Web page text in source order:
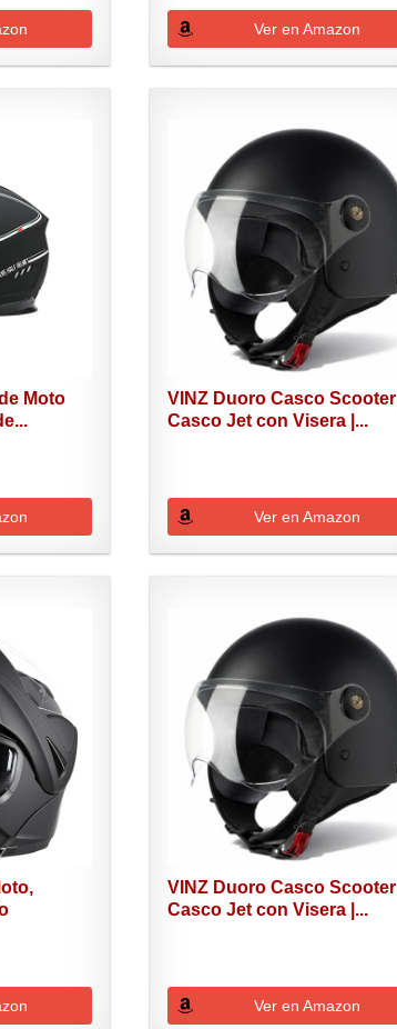
Ver en Amazon
Moto
VINZ Duoro Casco Scooter |
Casco Jet con Visera |...
Ver en Amazon
VINZ Duoro Casco Scooter |
Casco Jet con Visera |...
Ver en Amazon